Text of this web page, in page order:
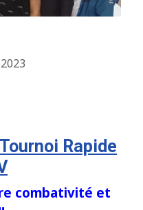
Rapide
combativité et